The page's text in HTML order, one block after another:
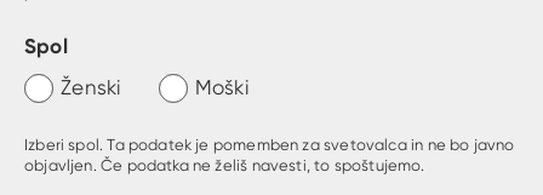
Spol
Ženski Moški
Izberi spol. Ta podatek je pomemben za svetovalca in ne bo javno
objavljen. Če podatka ne želiš navesti, to spoštujemo.